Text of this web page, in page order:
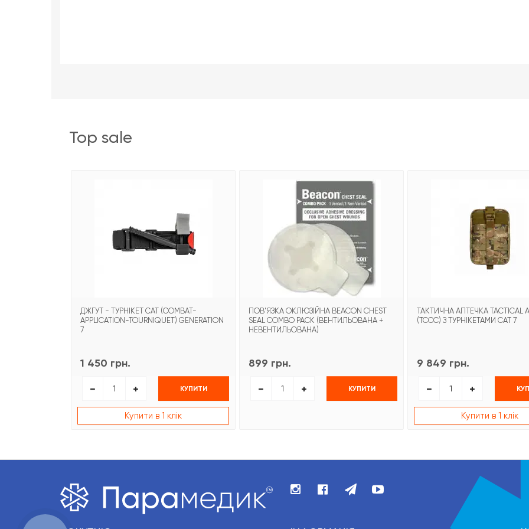
top sale
ДЖГУТ - ТУРНІКЕТ CAT (COMBAT-
APPLICATION-TOURNIQUET) GENERATION
7
1 450 грн.
КУПИТИ
Купити в 1 клік
ПОВ'ЯЗКА ОКЛЮЗІЙНА BEACON CHEST
SEAL COMBO PACK (ВЕНТИЛЬОВАНА +
НЕВЕНТИЛЬОВАНА)
899 грн.
КУПИТИ
ТАКТИЧНА АПТЕЧКА TACTICAL
(TCCC) З ТУРНІКЕТАМИ CAT 7
9 849 грн.
Купити в 1 клік